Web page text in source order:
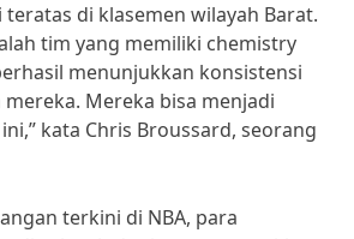
di klasemen wilayah Barat.
tim yang memiliki chemistry
menunjukkan konsistensi
Mereka bisa menjadi
kata Chris Broussard, seorang
terkini di NBA, para